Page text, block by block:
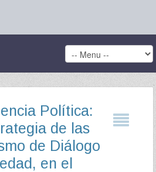
Política:
de las
de Diálogo
en el